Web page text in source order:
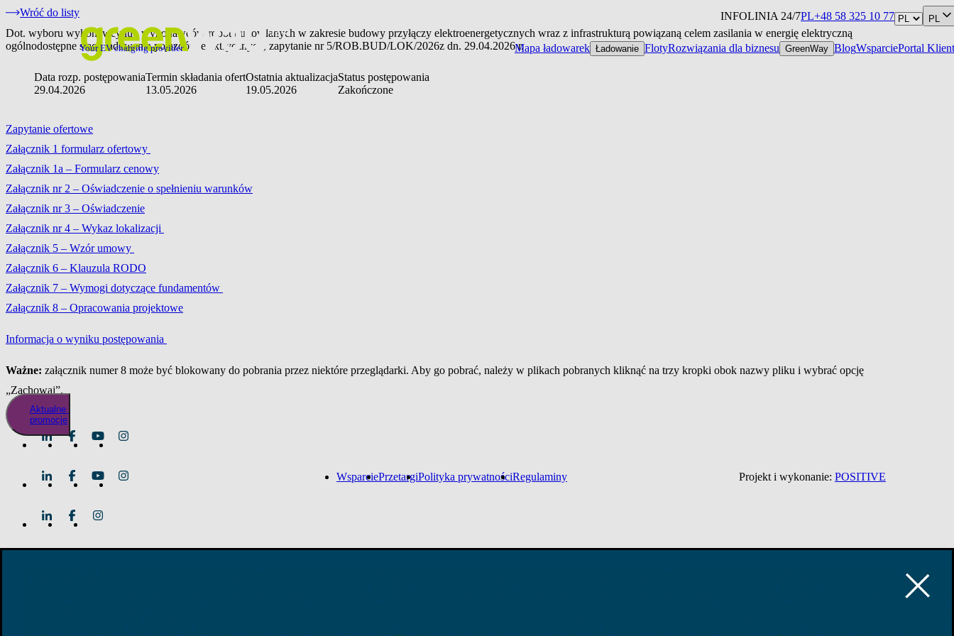
INFOLINIA 24/7PL+48 58 325 10 77 PL
Your EV charging provider Mapa ładowarek Ładowanie FlotyRozwiązania dla biznesu GreenWay BlogWsparciePortal
Wróć do listy
Dot. wyboru wykonawcy lub wykonawców robót budowlanych w zakresie budowy przyłączy elektroenergetycznych wraz z infrastrukturą powiązaną celem zasilania w energię elektryczną
ogólnodostępne stacji ładowania pojazdów elektrycznych, zapytanie nr 5/ROB.BUD/LOK/2026z dn. 29.04.2026 r.
Data rozp. postępowania
29.04.2026
Termin składania ofert
13.05.2026
Ostatnia aktualizacja
19.05.2026
Status postępowania
Zakończone
Zapytanie ofertowe
Załącznik 1 formularz ofertowy
Załącznik 1a – Formularz cenowy
Załącznik nr 2 – Oświadczenie o spełnieniu warunków
Załącznik nr 3 – Oświadczenie
Załącznik nr 4 – Wykaz lokalizacji
Załącznik 5 – Wzór umowy
Załącznik 6 – Klauzula RODO
Załącznik 7 – Wymogi dotyczące fundamentów
Załącznik 8 – Opracowania projektowe
Informacja o wyniku postępowania
Ważne: załącznik numer 8 może być blokowany do pobrania przez niektóre przeglądarki. Aby go pobrać, należy w plikach pobranych kliknąć na trzy kropki obok nazwy pliku i wybrać opcję
„Zachowaj”.
WsparciePrzetargiPolityka prywatnościRegulaminy Projekt i wykonanie: POSITIVE
Aktualne
promocje